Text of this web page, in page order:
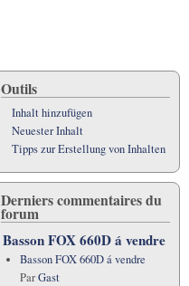
Outils
Inhalt hinzufügen
Neuester Inhalt
Tipps zur Erstellung von Inhalten
Derniers commentaires du
forum
Basson FOX 660D á vendre
Basson FOX 660D á vendre
ParGast